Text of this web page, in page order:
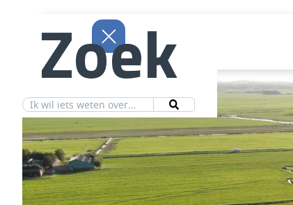
Vereniging
Ledeninfo
Nieuws
Contact
Zoek